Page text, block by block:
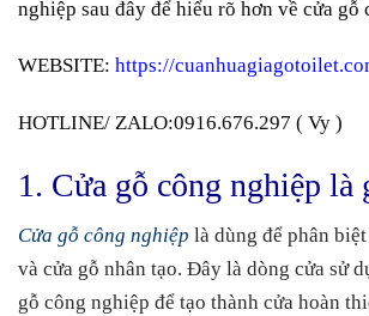
2.2.1.4. d) Báo giá cửa gỗ công
melamine
Melamine
2.2.2.2. b) Ưu điểm cửa gỗ công
nghiệp sau đây để hiểu rõ hơn về cửa gỗ
WEBSITE: https://
HOTLINE/ ZALO:0916.676.297 ( Vy )
1. Cửa gỗ công nghiệp là
Cửa gỗ công nghiệp là dùng để phân
và cửa gỗ nhân tạo. Đây là dòng cửa sử
gỗ công nghiệp để tạo thành cửa hoàn